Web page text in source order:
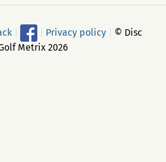
Privacy policy
© Disc
Metrix 2026